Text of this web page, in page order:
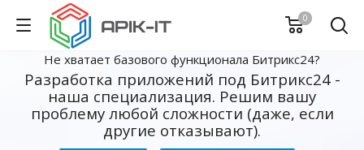
0
Не хватает базового функционала Битрикс24?
Разработка приложений под Битрикс24 -
наша специализация. Решим вашу
проблему любой сложности (даже, если
другие отказывают).